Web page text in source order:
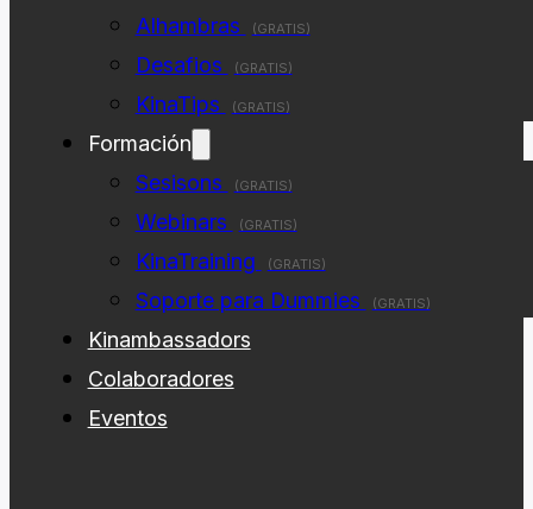
Alhambras (GRATIS)
Desafios (GRATIS)
KinaTips (GRATIS)
Formación
Sesisons
(GRATIS)
Webinars (GRATIS)
KinaTraining (GRATIS)
Soporte para Dummies (GRATIS)
Kinambassadors
Colaboradores
Eventos